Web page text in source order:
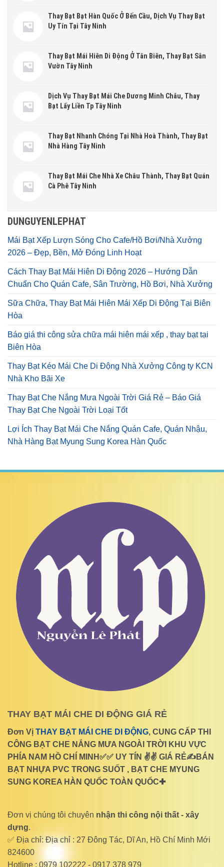
Thay Bạt Bạt Hàn Quốc Ở Bến Cầu, Dịch Vụ Thay Bạt
Uy Tín Tại Tây Ninh
Thay Bạt Mái Hiên Di Động Ở Tân Biên, Thay Bạt Sân
Vườn Tây Ninh
Dịch Vụ Thay Bạt Mái Che Dương Minh Châu, Thay
Bạt Lấy Liền Tp Tây Ninh
Thay Bạt Nhanh Chóng Tại Nhà Hoà Thành, Thay Bạt
Nhà Hàng Tây Ninh
Thay Bạt Mái Che Nhà Xe Châu Thành, Thay Bạt Quán
Cà Phê Tây Ninh
DUNGUYENLEPHAT
Mái Bạt Xếp Lượn Sóng Cho Cafe/Hồ Bơi/Nhà Xưởng
2026 – Đẹp, Bền, Mở Đóng Linh Hoạt
Cách Thay Bạt Mái Hiên Di Động 2026 – Hướng Dẫn
Chuẩn Cho Quán Cafe, Sân Trường, Hồ Bơi, Nhà Xưởng
Sữa Chữa, Thay Bạt Mái Hiên Mái Xếp Di Động Tại Biên
Hòa
Báo giá thi công sửa chữa mái hiên mái xếp , thay bạt tại
Biên Hòa
Thay Bạt Kéo Mái Che Di Động Nhà Xưởng Công ty KCN
Nhà Kho Bãi Xe
Thay Bạt Che Nắng Mưa Ngoài Trời Giá Rẻ – Báo Giá
Thay Bạt Che Ngoài Trời Loại Tốt
Lợi Ích Thay Bạt Mái Che Nắng Quán Cafe, Quán Nhậu,
Nhà Hàng Bạt Myung Sung Korea Hàn Quốc
THAY BẠT MÁI CHE DI ĐỘNG GIÁ RẺ
Đơn Vị THAY BẠT MÁI CHE DI ĐỘNG, CUNG CẤP THI
CÔNG BẠT CHE NẮNG MƯA NGOÀI TRỜI KHU VỰC
PHÍA NAM HỒ CHÍ MINH✅✅ UY TÍN ✌✌ GIÁ RẺ✍BÁN
BẠT NHỰA PVC TRONG SUỐT , BẠT CHE MYUNG
SUNG KOREA HÀN QUỐC TOÀN QUỐC✚
Đơn vị chúng tôi chuyên nhận thi công nội thất - xây
dựng.
✅ Địa chỉ: Địa chỉ : 27 Đông Tác, Dĩ An, Hồ Chí Minh Mới
824600
Hotline : 0979 102222 - 0917 378 979